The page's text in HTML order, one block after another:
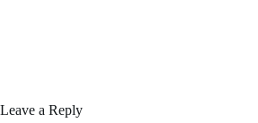
Leave a Reply